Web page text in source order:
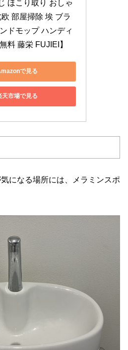
ほこり取り おしゃ
部屋掃除 埃 ブラ
ドモップ ハンディ
料 藤栄 FUJIEI】
で見る
天市場で見る
になる場所には、メラミンスポ